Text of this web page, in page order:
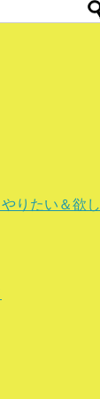
りたい＆欲し